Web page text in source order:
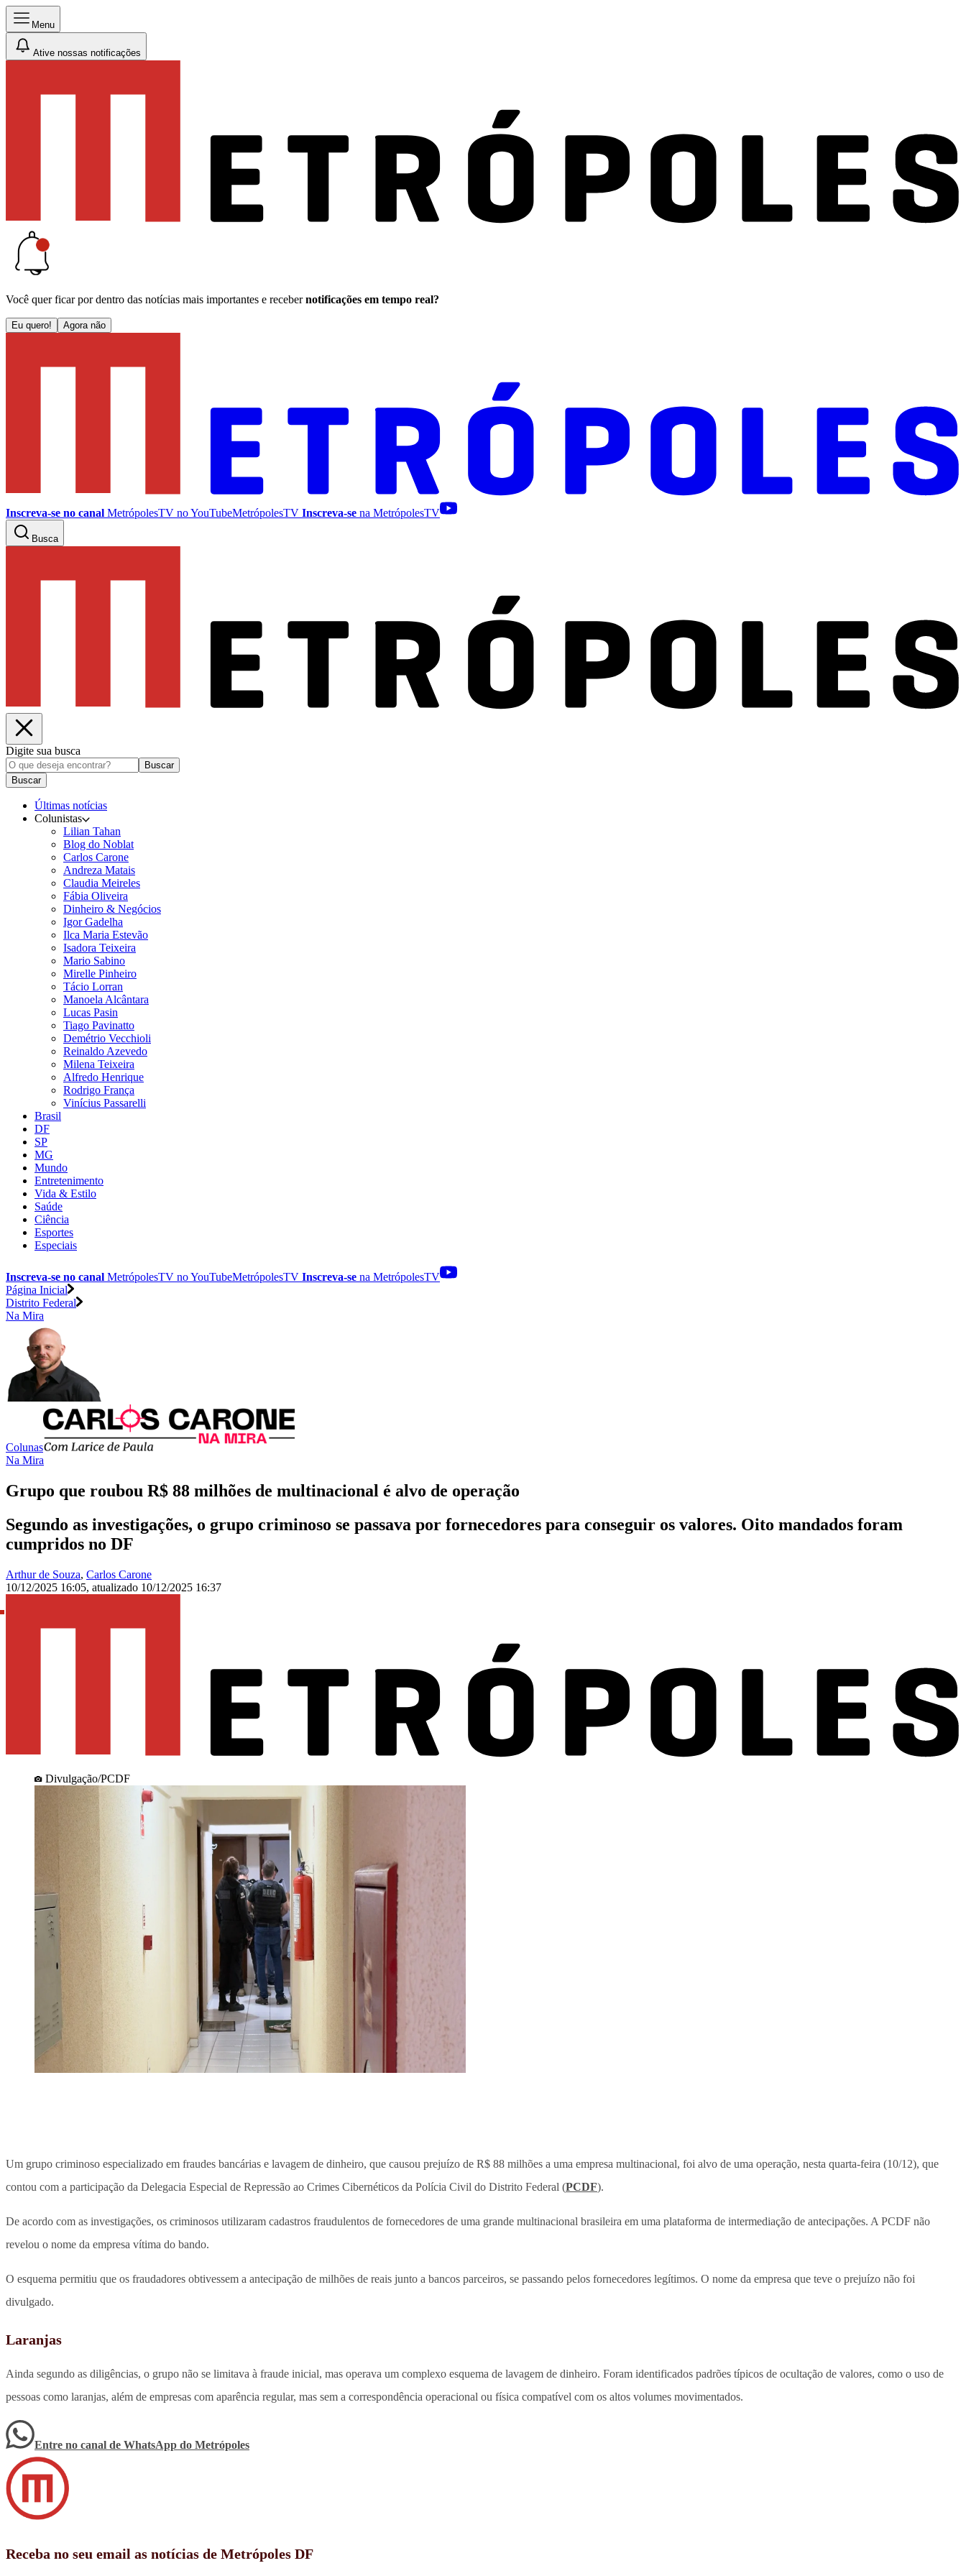
Menu
Ative nossas notificações
Você quer ficar por dentro das notícias mais importantes e receber notificações em tempo real?
Eu quero! Agora não
Inscreva-se no canal MetrópolesTV noYouTubeMetrópolesTV Inscreva-se na MetrópolesTV
Busca
Digite sua busca
Buscar
Buscar
Últimas notícias
Colunistas
Lilian Tahan
Blog do Noblat
Carlos Carone
Andreza Matais
Claudia Meireles
Fábia Oliveira
Dinheiro & Negócios
Igor Gadelha
Ilca Maria Estevão
Isadora Teixeira
Mario Sabino
Mirelle Pinheiro
Tácio Lorran
Manoela Alcântara
Lucas Pasin
Tiago Pavinatto
Demétrio Vecchioli
Reinaldo Azevedo
Milena Teixeira
Alfredo Henrique
Rodrigo França
Vinícius Passarelli
Brasil
DF
SP
MG
Mundo
Entretenimento
Vida & Estilo
Saúde
Ciência
Esportes
Especiais
Inscreva-se no canal MetrópolesTV noYouTubeMetrópolesTV Inscreva-se na MetrópolesTV
Página Inicial
Distrito Federal
Na Mira
Colunas
Na Mira
Grupo que roubou R$ 88 milhões de multinacional é alvo de operação
Segundo as investigações, o grupo criminoso se passava por fornecedores para conseguir os valores. Oito mandados foram
cumpridos no DF
Arthur de Souza, Carlos Carone
10/12/2025 16:05, atualizado 10/12/2025 16:37
Divulgação/PCDF
Um grupo criminoso especializado em fraudes bancárias e lavagem de dinheiro, que causou prejuízo de R$ 88 milhões a uma empresa multinacional, foi alvo de uma operação, nesta quarta-feira (10/12), que
contou com a participação da Delegacia Especial de Repressão ao Crimes Cibernéticos da Polícia Civil do Distrito Federal (PCDF).
De acordo com as investigações, os criminosos utilizaram cadastros fraudulentos de fornecedores de uma grande multinacional brasileira em uma plataforma de intermediação de antecipações. A PCDF não
revelou o nome da empresa vítima do bando.
O esquema permitiu que os fraudadores obtivessem a antecipação de milhões de reais junto a bancos parceiros, se passando pelos fornecedores legítimos. O nome da empresa que teve o prejuízo não foi
divulgado.
Laranjas
Ainda segundo as diligências, o grupo não se limitava à fraude inicial, mas operava um complexo esquema de lavagem de dinheiro. Foram identificados padrões típicos de ocultação de valores, como o uso de
pessoas como laranjas, além de empresas com aparência regular, mas sem a correspondência operacional ou física compatível com os altos volumes movimentados.
Entre no canal de WhatsApp do Metrópoles
Receba no seu email as notícias de Metrópoles DF